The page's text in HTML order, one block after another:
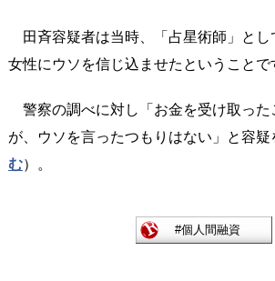
田斉容疑者は当時、「占星術師」とし
女性にウソを信じ込ませたということで
警察の調べに対し「お金を受け取った
が、ウソを言ったつもりはない」と容疑
む）。